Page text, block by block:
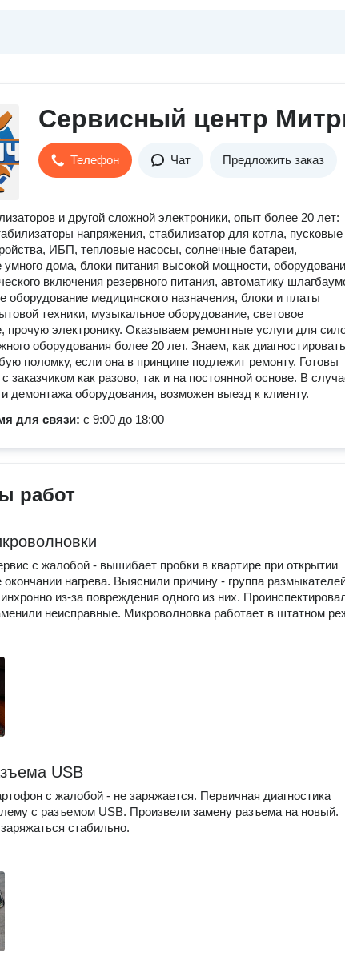
Сервисный центр
Телефон Чат Предложить заказ
и другой сложной электроники, опыт более 20 лет:
напряжения, стабилизатор для котла, пусковые
ИБП, тепловые насосы, солнечные батареи,
умного дома, блоки питания высокой мощности,
включения резервного питания, автоматику
оборудование медицинского назначения, блоки и платы
техники, музыкальное оборудование, световое
прочую электронику. Оказываем ремонтные услуги для
оборудования более 20 лет. Знаем, как
поломку, если она в принципе подлежит ремонту. Готовы
заказчиком как разово, так и на постоянной основе. В
демонтажа оборудования, возможен выезд к клиенту.
для связи: с 9:00 до 18:00
работ
с жалобой - вышибает пробки в квартире при открытии
нагрева. Выяснили причину - группа
из-за повреждения одного из них.
неисправные. Микроволновка работает в штатном
USB
с жалобой - не заряжается. Первичная диагностика
с разъемом USB. Произвели замену разъема на новый.
стабильно.